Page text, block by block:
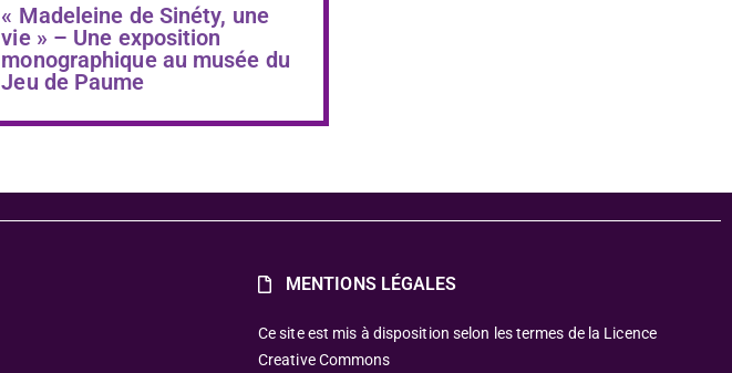
« Madeleine de Sinéty, une
vie » – Une exposition
monographique au musée du
Jeu de Paume
MENTIONS LÉGALES
Ce site est mis à disposition selon les termes de la Licence
Creative Commons